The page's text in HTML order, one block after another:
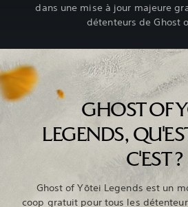
dans une mise à jour majeure
détenteurs de Ghost
GHOST OF
LEGENDS,
C'EST ?
Ghost of Yōtei Legends est un
coop gratuit pour tous les